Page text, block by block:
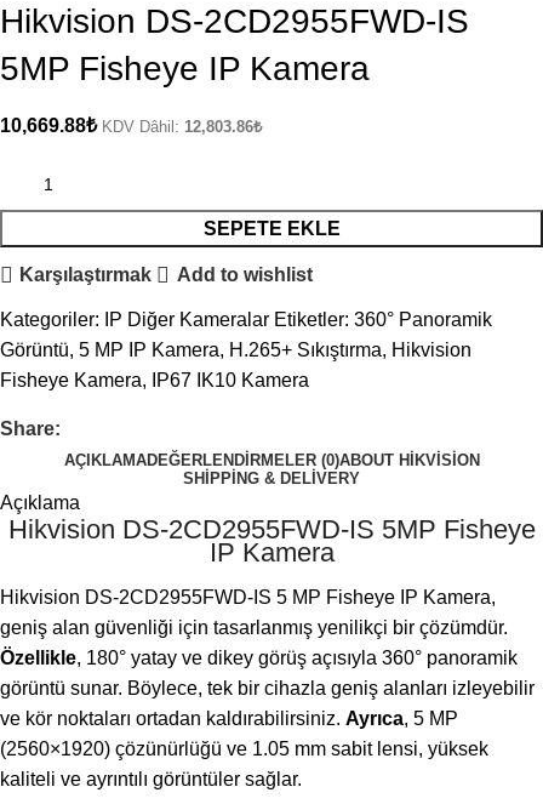
Hikvision DS-2CD2955FWD-IS
5MP Fisheye IP Kamera
10,669.88₺ KDV Dâhil: 12,803.86₺
SEPETE EKLE
Karşılaştırmak Add to wishlist
Kategoriler: IP Diğer Kameralar Etiketler: 360° Panoramik
Görüntü, 5 MP IP Kamera, H.265+ Sıkıştırma, Hikvision
Fisheye Kamera, IP67 IK10 Kamera
Share:
AÇIKLAMADEĞERLENDIRMELER (0)ABOUT HIKVISION
SHIPPING & DELIVERY
Açıklama
Hikvision DS-2CD2955FWD-IS 5MP Fisheye
IP Kamera
Hikvision DS-2CD2955FWD-IS 5 MP Fisheye IP Kamera,
geniş alan güvenliği için tasarlanmış yenilikçi bir çözümdür.
Özellikle, 180° yatay ve dikey görüş açısıyla 360° panoramik
görüntü sunar. Böylece, tek bir cihazla geniş alanları izleyebilir
ve kör noktaları ortadan kaldırabilirsiniz. Ayrıca, 5 MP
(2560×1920) çözünürlüğü ve 1.05 mm sabit lensi, yüksek
kaliteli ve ayrıntılı görüntüler sağlar.